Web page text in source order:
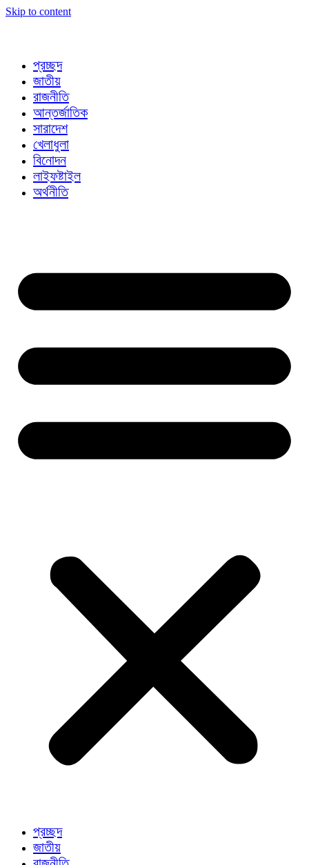
Skip to content
প্রচ্ছদ
জাতীয়
রাজনীতি
আন্তর্জাতিক
সারাদেশ
খেলাধুলা
বিনোদন
লাইফষ্টাইল
অর্থনীতি
প্রচ্ছদ
জাতীয়